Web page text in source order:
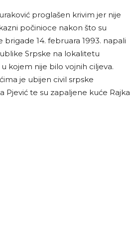
proglašen krivim jer nije
počinioce nakon što su
brigade 14. februara 1993. napali
Srpske na lokalitetu
u kojem nije bilo vojnih ciljeva.
je ubijen civil srpske
Pjević te su zapaljene kuće Rajka